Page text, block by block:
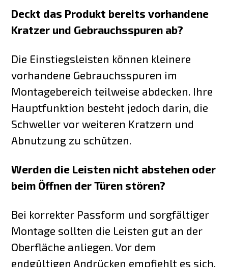
Deckt das Produkt bereits vorhandene
Kratzer und Gebrauchsspuren ab?
Die Einstiegsleisten können kleinere
vorhandene Gebrauchsspuren im
Montagebereich teilweise abdecken. Ihre
Hauptfunktion besteht jedoch darin, die
Schweller vor weiteren Kratzern und
Abnutzung zu schützen.
Werden die Leisten nicht abstehen oder
beim Öffnen der Türen stören?
Bei korrekter Passform und sorgfältiger
Montage sollten die Leisten gut an der
Oberfläche anliegen. Vor dem
endgültigen Andrücken empfiehlt es sich,